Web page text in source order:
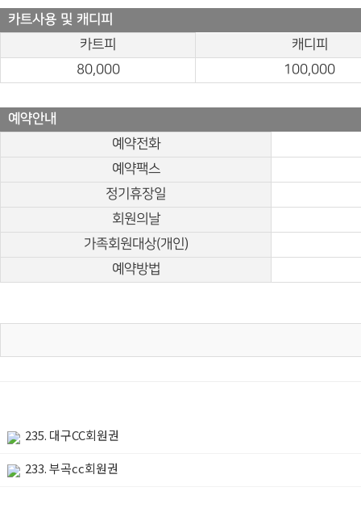
카트사용 및 캐디피
카트피
캐디피
80,000
100,000
예약안내
예약전화
예약팩스
정기휴장일
회원의날
가족회원대상(개인)
예약방법
235. 대구CC회원권
233. 부곡cc회원권